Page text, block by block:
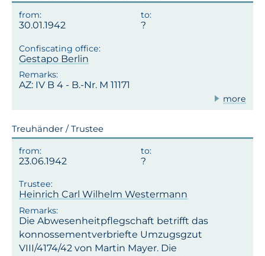
30.01.1942
Gestapo Berlin
AZ: IV B 4 - B.-Nr. M 11171
more
Treuhänder / Trustee
23.06.1942
Heinrich Carl Wilhelm Westermann
Die Abwesenheitpflegschaft betrifft das
konnossementverbriefte Umzugsgzut
VIII/4174/42 von Martin Mayer. Die